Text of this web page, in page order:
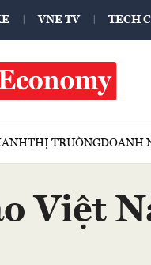
VNE TV TECH
THỊ TRƯỜNGDOANH
Việt